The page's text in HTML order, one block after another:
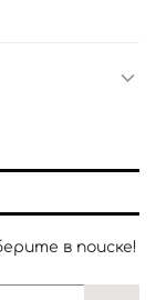
в поиске!